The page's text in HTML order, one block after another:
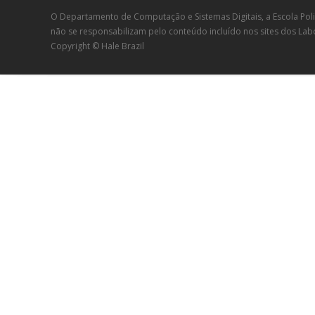
O Departamento de Computação e Sistemas Digitais, a Escola
não se responsabilizam pelo conteúdo incluído nos sites dos
Copyright © Hale Brazil